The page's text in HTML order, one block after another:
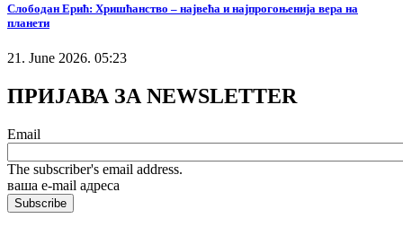
Слободан Ерић: Хришћанство – највећа и најпрогоњенија вера на
планети
21. June 2026. 05:23
ПРИЈАВА ЗА NEWSLETTER
Email
The subscriber's email address.
ваша е-mail адреса